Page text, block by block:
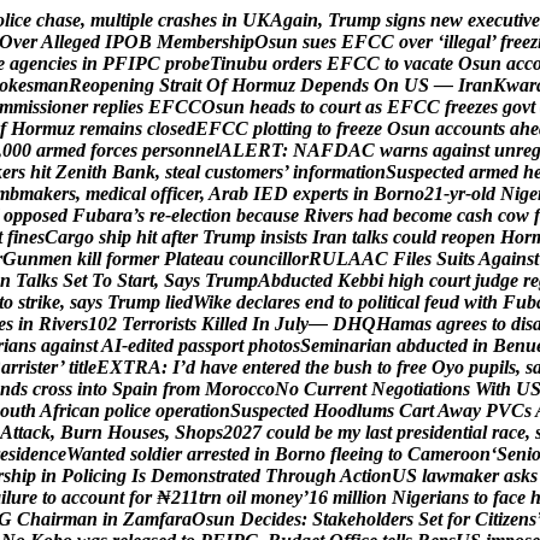
lice chase, multiple crashes in UKAgain, Trump signs new executive
OverAlleged IPOB MembershipOsun sues EFCC over ‘illegal’ freez
agencies in PFIPC probeTinubu orders EFCC to vacate Osun acc
okesmanReopening Strait Of Hormuz Depends On US — IranKwar
mmissioner replies EFCCOsun heads to court as EFCC freezes govt
f Hormuz remains closedEFCC plotting to freeze Osun accounts ahe
000 armed forces personnelALERT: NAFDAC warns against unreg
ers hit Zenith Bank, steal customers’ informationSuspected armed h
bmakers, medical officer, Arab IED experts in Borno21-yr-old Nige
opposed Fubara’s re-election because Rivers had become cash cow f
finesCargo ship hit after Trump insists Iran talks could reopen Hor
Gunmen kill former Plateau councillorRULAAC Files SuitsAgainst
n Talks Set To Start, Says TrumpAbducted Kebbi high court judge re
to strike, says Trump liedWike declares end to political feud with Fub
s in Rivers102 Terrorists Killed In July— DHQHamas agrees to dis
ians againstAI-edited passport photosSeminarian abducted in Benu
arrister’ titleEXTRA: I’d have entered the bush to free Oyo pupils, s
nds cross into Spain from MoroccoNo Current Negotiations With US
outh African police operationSuspected Hoodlums CartAway PVCs
Attack, Burn Houses, Shops2027 could be my last presidential race,
esidenceWanted soldier arrested in Borno fleeing to Cameroon‘Senio
ship in Policing Is Demonstrated Through ActionUS lawmaker asks
ilure to account for ₦211trn oil money’16 million Nigerians to face h
Chairman in ZamfaraOsun Decides: Stakeholders Set for Citizens’